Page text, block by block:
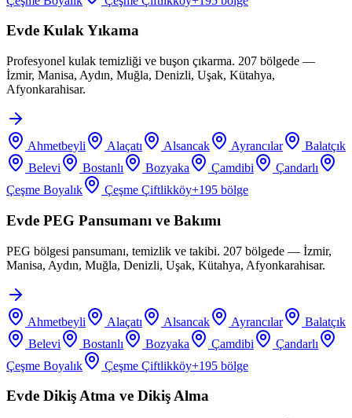
Evde Kulak Yıkama
Profesyonel kulak temizliği ve buşon çıkarma. 207 bölgede —
İzmir, Manisa, Aydın, Muğla, Denizli, Uşak, Kütahya,
Afyonkarahisar.
Ahmetbeyli Alaçatı Alsancak Ayrancılar
Balatçık
Belevi
Bostanlı Bozyaka Çamdibi
Çandarlı
Çeşme Boyalık
Çeşme Çiftlikköy+195 bölge
Evde PEG Pansumanı ve Bakımı
PEG bölgesi pansumanı, temizlik ve takibi. 207 bölgede — İzmir,
Manisa, Aydın, Muğla, Denizli, Uşak, Kütahya, Afyonkarahisar.
Ahmetbeyli Alaçatı Alsancak Ayrancılar
Balatçık
Belevi
Bostanlı Bozyaka Çamdibi
Çandarlı
Çeşme Boyalık
Çeşme Çiftlikköy+195 bölge
Evde Dikiş Atma ve Dikiş Alma